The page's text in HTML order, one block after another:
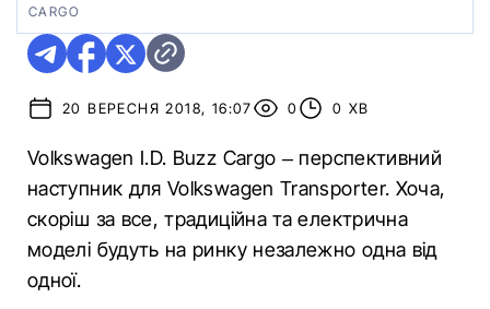
CARGO
20 ВЕРЕСНЯ 2018, 16:07 0 0 ХВ
Volkswagen I.D. Buzz Cargo – перспективний
наступник для Volkswagen Transporter. Хоча,
скоріш за все, традиційна та електрична
моделі будуть на ринку незалежно одна від
одної.